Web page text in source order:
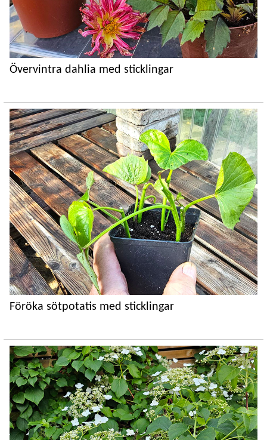
Övervintra dahlia med sticklingar
Föröka sötpotatis med sticklingar